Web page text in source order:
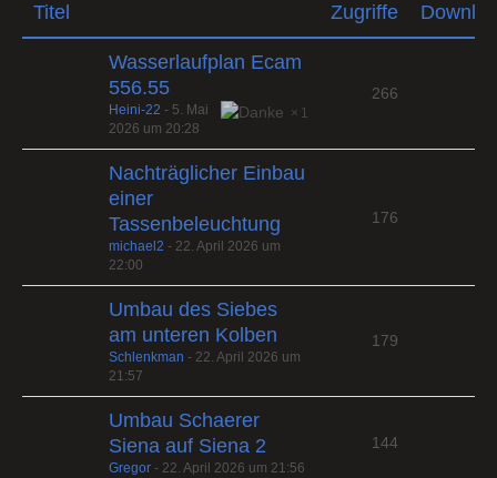
Titel Zugriffe
Wasserlaufplan Ecam
556.55
1
Heini-22 - 5. Mai
2026 um 20:28
266
Nachträglicher Einbau
einer
Tassenbeleuchtung
michael2 - 22. April 2026 um
22:00
176
Umbau des Siebes
am unteren Kolben
Schlenkman - 22. April 2026 um
21:57
179
Umbau Schaerer
Siena auf Siena 2
Gregor - 22. April 2026 um 21:56
144